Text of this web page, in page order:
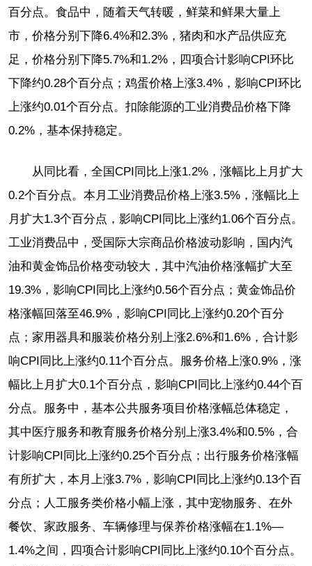
百分点。食品中，随着天气转暖，鲜菜和鲜果大量上
市，价格分别下降6.4%和2.3%，猪肉和水产品供应充
足，价格分别下降5.7%和1.2%，四项合计影响CPI环比
下降约0.28个百分点；鸡蛋价格上涨3.4%，影响CPI环比
上涨约0.01个百分点。扣除能源的工业消费品价格下降
0.2%，基本保持稳定。
从同比看，全国CPI同比上涨1.2%，涨幅比上月扩大
0.2个百分点。本月工业消费品价格上涨3.5%，涨幅比上
月扩大1.3个百分点，影响CPI同比上涨约1.06个百分点。
工业消费品中，受国际大宗商品价格波动影响，国内汽
油和黄金饰品价格变动较大，其中汽油价格涨幅扩大至
19.3%，影响CPI同比上涨约0.56个百分点；黄金饰品价
格涨幅回落至46.9%，影响CPI同比上涨约0.20个百分
点；家用器具和服装价格分别上涨2.6%和1.6%，合计影
响CPI同比上涨约0.11个百分点。服务价格上涨0.9%，涨
幅比上月扩大0.1个百分点，影响CPI同比上涨约0.44个百
分点。服务中，基本公共服务项目价格涨幅总体稳定，
其中医疗服务和教育服务价格分别上涨3.4%和0.5%，合
计影响CPI同比上涨约0.25个百分点；出行服务价格涨幅
有所扩大，本月上涨3.7%，影响CPI同比上涨约0.13个百
分点；人工服务类价格小幅上涨，其中宠物服务、在外
餐饮、家政服务、车辆修理与保养价格涨幅在1.1%—
1.4%之间，四项合计影响CPI同比上涨约0.10个百分点。